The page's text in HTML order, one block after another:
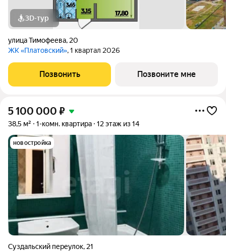
3D-тур
улица Тимофеева, 20
ЖК «Платовский», 1 квартал 2026
Позвонить Позвоните мне
5 100 000 ₽
38,5 м² 1-комн. квартира 12 этаж из 14
новостройка
Суздальский переулок, 21